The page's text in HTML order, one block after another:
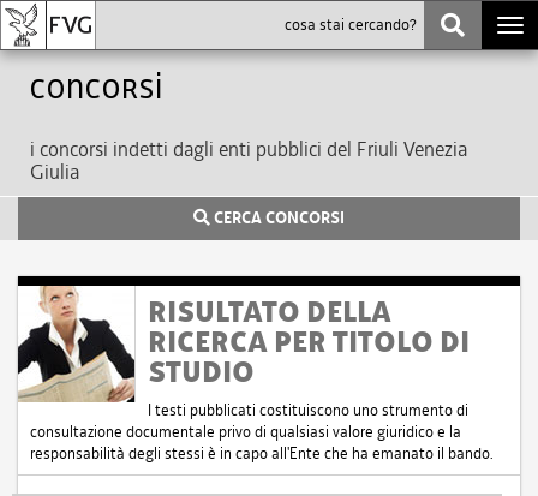
Concorsi
i concorsi indetti dagli enti pubblici del Friuli Venezia
Giulia
CERCA CONCORSI
RISULTATO DELLA
RICERCA PER TITOLO DI
STUDIO
I testi pubblicati costituiscono uno strumento di
consultazione documentale privo di qualsiasi valore giuridico e la
responsabilità degli stessi è in capo all'Ente che ha emanato il bando.